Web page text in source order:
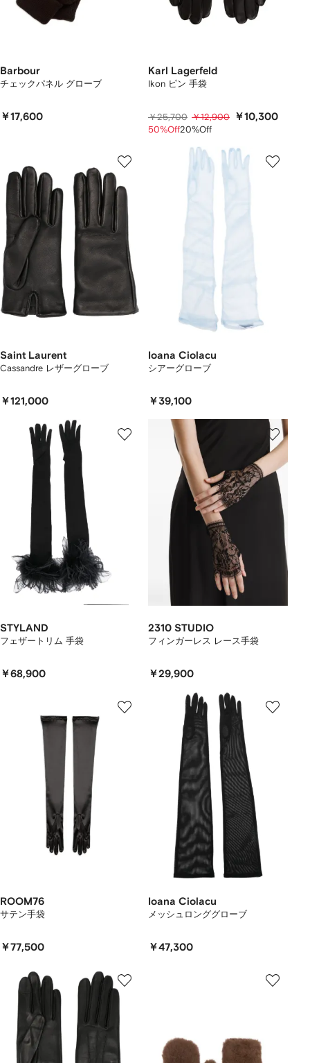
Barbour
チェックパネル グローブ
￥17,600
Karl Lagerfeld
Ikon ピン 手袋
￥25,700 ￥12,900 ￥10,300
50%Off20%Off
Saint Laurent
Cassandre レザーグローブ
￥121,000
Ioana Ciolacu
シアーグローブ
￥39,100
STYLAND
フェザートリム 手袋
￥68,900
2310 STUDIO
フィンガーレス レース手袋
￥29,900
ROOM76
サテン手袋
￥77,500
Ioana Ciolacu
メッシュロンググローブ
￥47,300